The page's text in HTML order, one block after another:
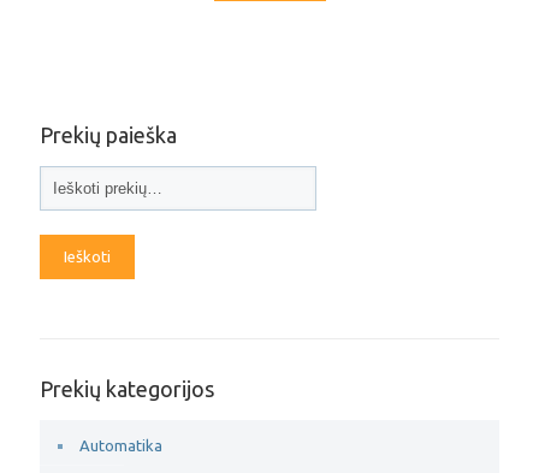
Prekių paieška
Ieškoti
Prekių kategorijos
Automatika